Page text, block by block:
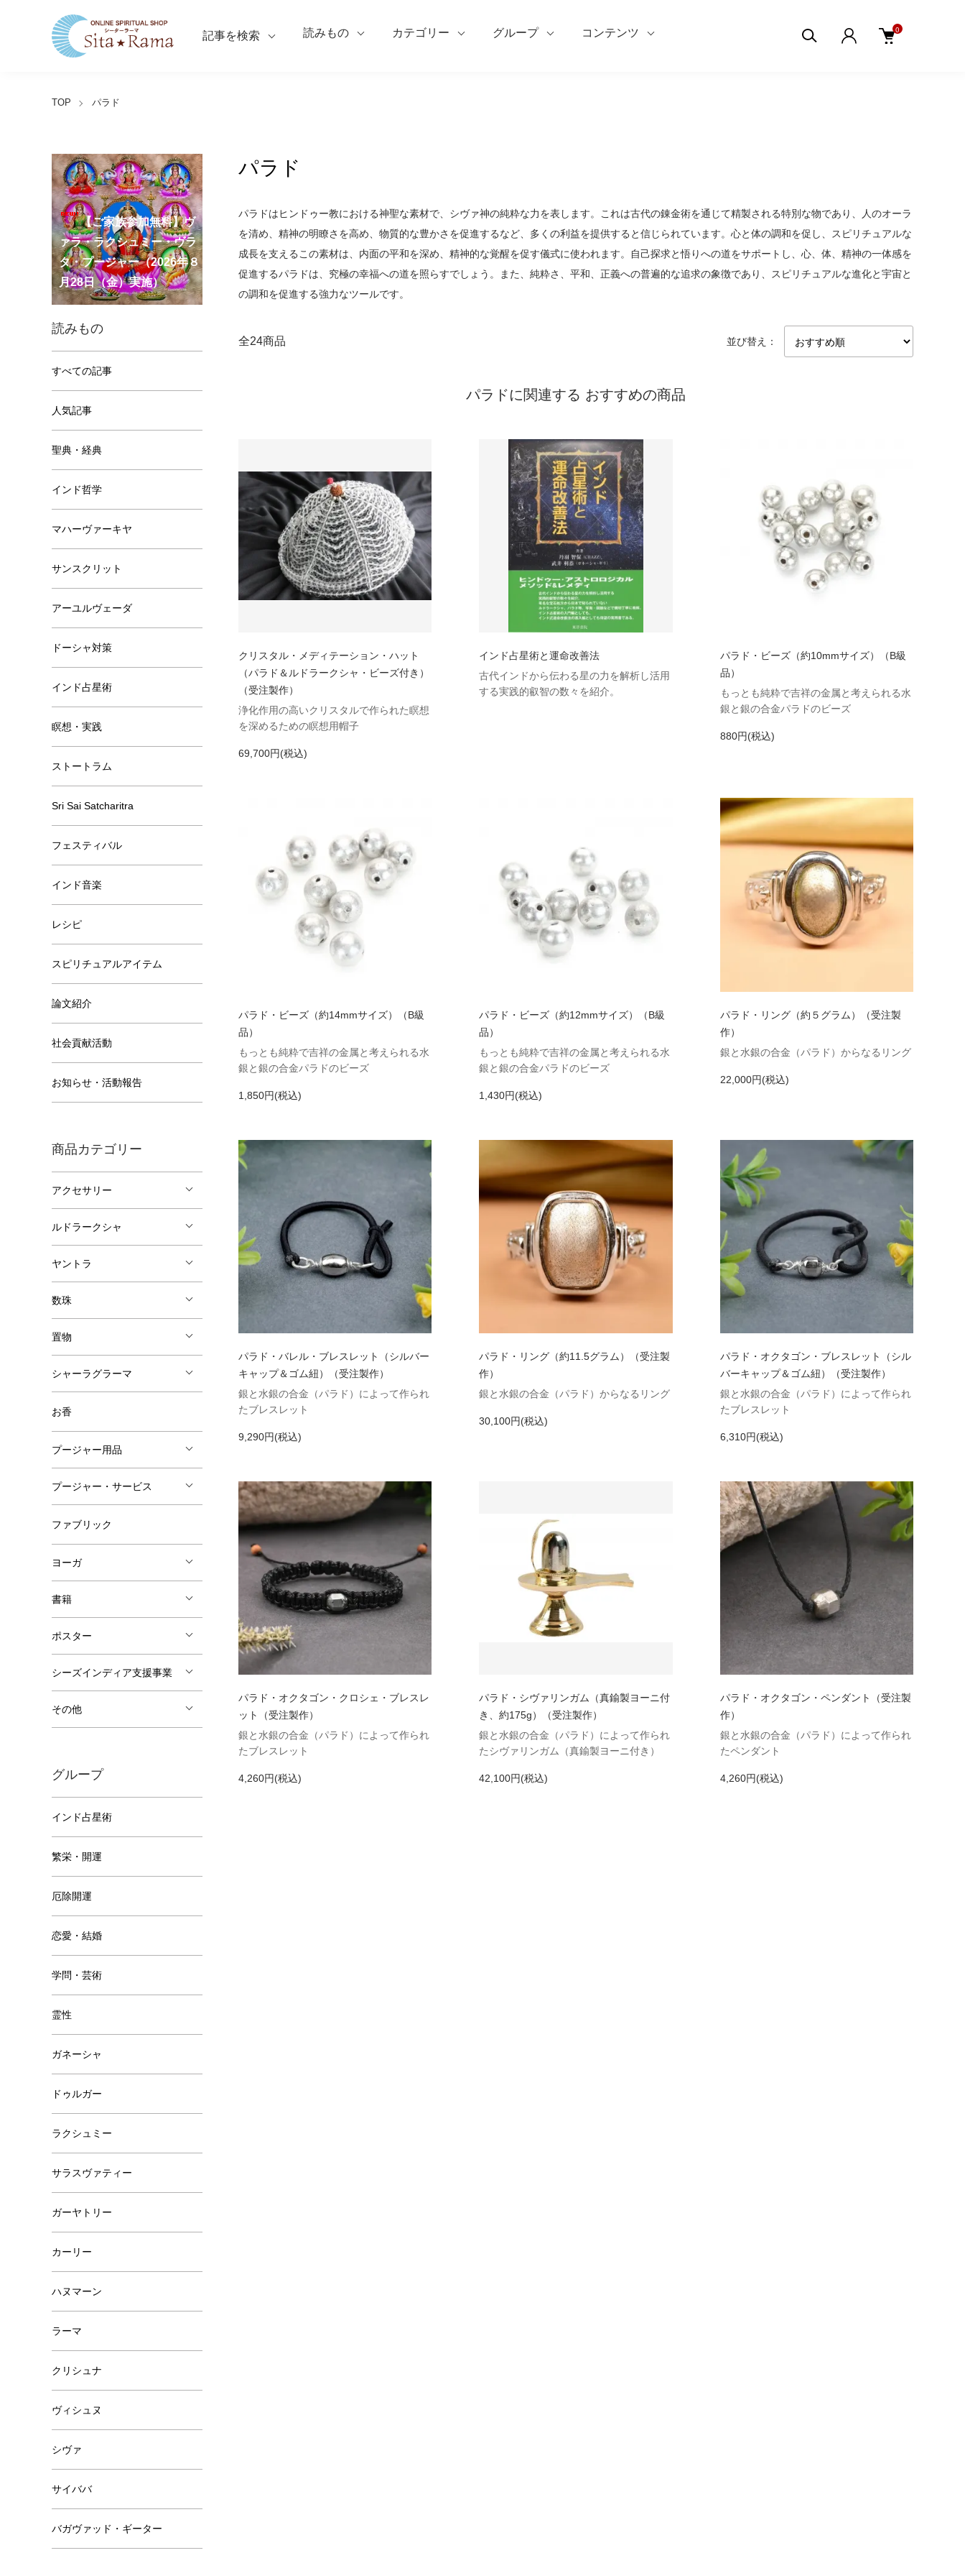
記事を検索 読みもの カテゴリー グループ コンテンツ 0
TOP パラド
パラド
パラドはヒンドゥー教における神聖な素材で、シヴァ神の純粋な力を表します。これは古代の錬金術を通じて精製される特別な物であり、人のオーラ
を清め、精神の明瞭さを高め、物質的な豊かさを促進するなど、多くの利益を提供すると信じられています。心と体の調和を促し、スピリチュアルな
成長を支えるこの素材は、内面の平和を深め、精神的な覚醒を促す儀式に使われます。自己探求と悟りへの道をサポートし、心、体、精神の一体感を
促進するパラドは、究極の幸福への道を照らすでしょう。また、純粋さ、平和、正義への普遍的な追求の象徴であり、スピリチュアルな進化と宇宙と
の調和を促進する強力なツールです。
全24商品 並び替え：
パラドに関連する おすすめの商品
クリスタル・メディテーション・ハット
（パラド＆ルドラークシャ・ビーズ付き）
（受注製作）
浄化作用の高いクリスタルで作られた瞑想
を深めるための瞑想用帽子
69,700円(税込)
インド占星術と運命改善法
古代インドから伝わる星の力を解析し活用
する実践的叡智の数々を紹介。
パラド・ビーズ（約10mmサイズ）（B級
品）
もっとも純粋で吉祥の金属と考えられる水
銀と銀の合金パラドのビーズ
880円(税込)
パラド・ビーズ（約14mmサイズ）（B級
品）
もっとも純粋で吉祥の金属と考えられる水
銀と銀の合金パラドのビーズ
1,850円(税込)
パラド・ビーズ（約12mmサイズ）（B級
品）
もっとも純粋で吉祥の金属と考えられる水
銀と銀の合金パラドのビーズ
1,430円(税込)
パラド・リング（約５グラム）（受注製
作）
銀と水銀の合金（パラド）からなるリング
22,000円(税込)
パラド・バレル・ブレスレット（シルバー
キャップ＆ゴム紐）（受注製作）
銀と水銀の合金（パラド）によって作られ
たブレスレット
9,290円(税込)
パラド・リング（約11.5グラム）（受注製
作）
銀と水銀の合金（パラド）からなるリング
30,100円(税込)
パラド・オクタゴン・ブレスレット（シル
バーキャップ＆ゴム紐）（受注製作）
銀と水銀の合金（パラド）によって作られ
たブレスレット
6,310円(税込)
パラド・オクタゴン・クロシェ・ブレスレ
ット（受注製作）
銀と水銀の合金（パラド）によって作られ
たブレスレット
4,260円(税込)
パラド・シヴァリンガム（真鍮製ヨーニ付
き、約175g）（受注製作）
銀と水銀の合金（パラド）によって作られ
たシヴァリンガム（真鍮製ヨーニ付き）
42,100円(税込)
パラド・オクタゴン・ペンダント（受注製
作）
銀と水銀の合金（パラド）によって作られ
たペンダント
4,260円(税込)
【ご家族参加無料】ア
ーディ・アマーヴァシャ
ー・プージャー（2026年８
月12日（水）実施）
【ご家族参加無料】ラ
クシュミー・クベーラ・マ
ンスリー・プージャー
（2026年８月12日（水）実
施）
【ご家族参加無料】ナ
ーガ・パンチャミー・プー
ジャー（2026年８月17日
（月）実施）
【ご家族参加無料】ヴ
ァラ・ラクシュミー・ヴラ
タ・プージャー（2026年８
月28日（金）実施）
【ご家族参加無料】サ
ンカタハラ・チャトゥルテ
ィー・プージャー（2026年
８月31日（月）実施）
【ご家族参加無料】クリシ
ュナ・ジャヤンティー・プ
ージャー（2026年９月４日
（金）実施）
【ご家族参加無料】ガ
ネーシャ・チャトゥルティ
ー・プージャー（2026年９
月14日（月）実施）
【ご家族参加無料】マ
ハーラクシュミー・ヴラ
タ・プージャー（2026年９
月19日（土）実施）
【ご家族参加無料】マ
ハーラヤー・アマーヴァシ
ャー・プージャー（2026年
10月10日（土）実施）
第220回グループ・ホ
ーマ（ナーガ・パンチャミ
ー、2026年８月17日（月）
実施）
第221回グループ・ホ
ーマ（ガーヤトリー・ジャ
ヤンティー、2026年８月28
日（金）実施）
アンナダーナ・プロジェク
ト（食事の奉仕）
ポストコロナ福祉活動支援
募金
読みもの
すべての記事
人気記事
聖典・経典
インド哲学
マハーヴァーキヤ
サンスクリット
アーユルヴェーダ
ドーシャ対策
インド占星術
瞑想・実践
ストートラム
Sri Sai Satcharitra
フェスティバル
インド音楽
レシピ
スピリチュアルアイテム
論文紹介
社会貢献活動
お知らせ・活動報告
商品カテゴリー
アクセサリー
ルドラークシャ
ヤントラ
数珠
置物
シャーラグラーマ
お香
プージャー用品
プージャー・サービス
ファブリック
ヨーガ
書籍
ポスター
シーズインディア支援事業
その他
グループ
インド占星術
繁栄・開運
厄除開運
恋愛・結婚
学問・芸術
霊性
ガネーシャ
ドゥルガー
ラクシュミー
サラスヴァティー
ガーヤトリー
カーリー
ハヌマーン
ラーマ
クリシュナ
ヴィシュヌ
シヴァ
サイババ
バガヴァッド・ギーター